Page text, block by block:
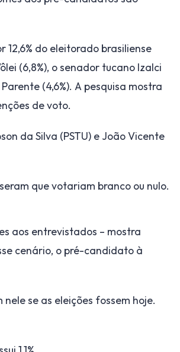
12,6% do eleitorado brasiliense
(6,8%), o senador tucano Izalci
(4,6%). A pesquisa mostra
de voto.
da Silva (PSTU) e João Vicente
que votariam branco ou nulo.
aos entrevistados – mostra
cenário, o pré-candidato à
se as eleições fossem hoje.